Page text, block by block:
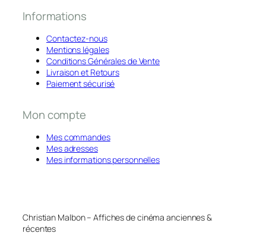
Informations
Contactez-nous
Mentions légales
Conditions Générales de Vente
Livraison et Retours
Paiement sécurisé
Mon compte
Mes commandes
Mes adresses
Mes informations personnelles
Christian Malbon – Affiches de cinéma anciennes &
récentes